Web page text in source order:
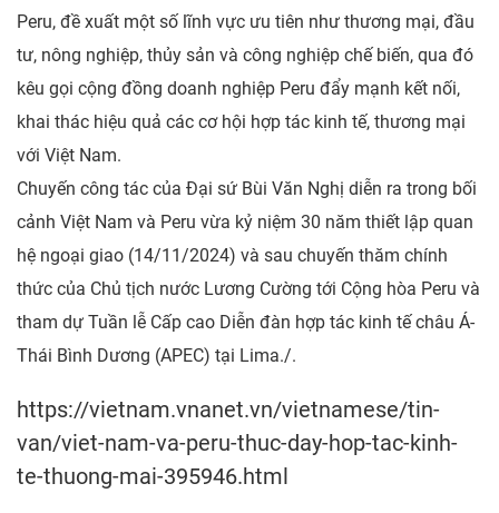
Peru, đề xuất một số lĩnh vực ưu tiên như thương mại, đầu
tư, nông nghiệp, thủy sản và công nghiệp chế biến, qua đó
kêu gọi cộng đồng doanh nghiệp Peru đẩy mạnh kết nối,
khai thác hiệu quả các cơ hội hợp tác kinh tế, thương mại
với Việt Nam.
Chuyến công tác của Đại sứ Bùi Văn Nghị diễn ra trong bối
cảnh Việt Nam và Peru vừa kỷ niệm 30 năm thiết lập quan
hệ ngoại giao (14/11/2024) và sau chuyến thăm chính
thức của Chủ tịch nước Lương Cường tới Cộng hòa Peru và
tham dự Tuần lễ Cấp cao Diễn đàn hợp tác kinh tế châu Á-
Thái Bình Dương (APEC) tại Lima./.
https://vietnam.vnanet.vn/vietnamese/tin-
van/viet-nam-va-peru-thuc-day-hop-tac-kinh-
te-thuong-mai-395946.html